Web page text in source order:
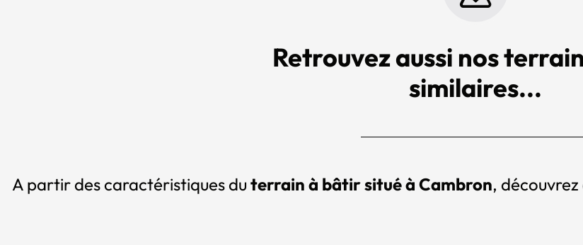
Retrouvez aussi nos
similaires...
A partir des caractéristiques du terrain à bâtir situé à Cambron,